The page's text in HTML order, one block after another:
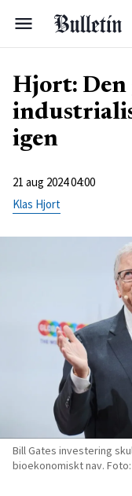
Hjort: Den
igen
21 aug 2024 04:00
Klas Hjort
Bill Gates investering
bioekonomiskt nav.